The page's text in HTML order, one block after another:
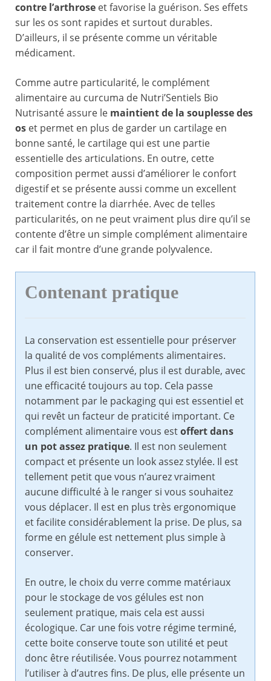
contre l’arthrose et favorise la guérison. Ses effets
sur les os sont rapides et surtout durables.
D’ailleurs, il se présente comme un véritable
médicament.
Comme autre particularité, le complément
alimentaire au curcuma de Nutri’Sentiels Bio
Nutrisanté assure le maintient de la souplesse des
os et permet en plus de garder un cartilage en
bonne santé, le cartilage qui est une partie
essentielle des articulations. En outre, cette
composition permet aussi d’améliorer le confort
digestif et se présente aussi comme un excellent
traitement contre la diarrhée. Avec de telles
particularités, on ne peut vraiment plus dire qu’il se
contente d’être un simple complément alimentaire
car il fait montre d’une grande polyvalence.
Contenant pratique
La conservation est essentielle pour préserver
la qualité de vos compléments alimentaires.
Plus il est bien conservé, plus il est durable, avec
une efficacité toujours au top. Cela passe
notamment par le packaging qui est essentiel et
qui revêt un facteur de praticité important. Ce
complément alimentaire vous estoffert dans
un pot assez pratique. Il est non seulement
compact et présente un look assez stylée. Il est
tellement petit que vous n’aurez vraiment
aucune difficulté à le ranger si vous souhaitez
vous déplacer. Il est en plus très ergonomique
et facilite considérablement la prise. De plus, sa
forme en gélule est nettement plus simple à
conserver.
En outre, le choix du verre comme matériaux
pour le stockage de vos gélules est non
seulement pratique, mais cela est aussi
écologique. Car une fois votre régime terminé,
cette boite conserve toute son utilité et peut
donc être réutilisée. Vous pourrez notamment
l’utiliser à d’autres fins. De plus, elle présente un